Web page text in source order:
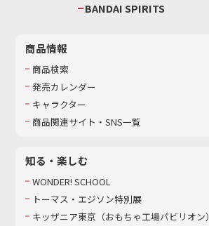
BANDAI SPIRITS
商品情報
商品検索
発売カレンダー
キャラクター
商品関連サイト・SNS一覧
知る・楽しむ
WONDER! SCHOOL
トーマス・エジソン特別展
キッザニア東京（おもちゃ工場パビリオン）​